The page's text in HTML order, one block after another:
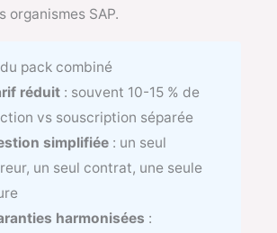
organismes SAP.
pack combiné
réduit: souvent 10-15 % de
vs souscription séparée
simplifiée: un seul
un seul contrat, une seule
harmonisées :